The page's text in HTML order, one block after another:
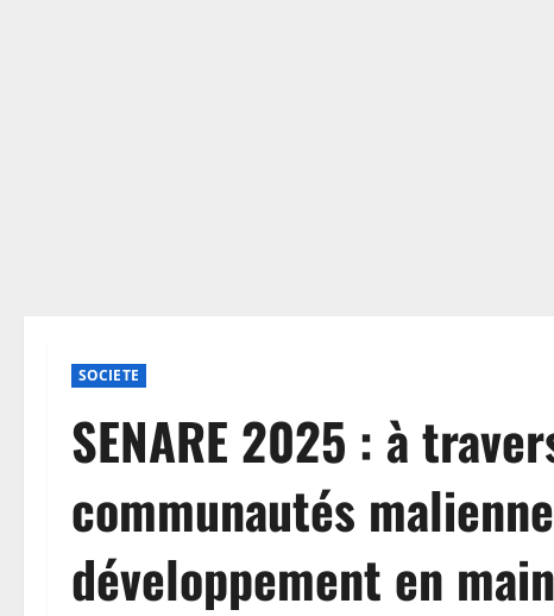
SOCIETE
SENARE 2025 : à
communautés
développement en main